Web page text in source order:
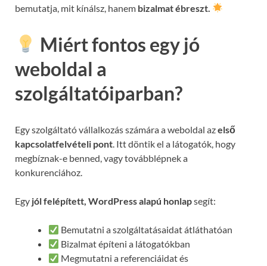
bemutatja, mit kínálsz, hanem bizalmat ébreszt.
Miért fontos egy jó
weboldal a
szolgáltatóiparban?
Egy szolgáltató vállalkozás számára a weboldal azelső
kapcsolatfelvételi pont. Itt döntik el a látogatók, hogy
megbíznak-e benned, vagy továbblépnek a
konkurenciához.
Egy jól felépített, WordPress alapú honlapsegít:
Bemutatni a szolgáltatásaidat átláthatóan
Bizalmat építeni a látogatókban
Megmutatni a referenciáidat és